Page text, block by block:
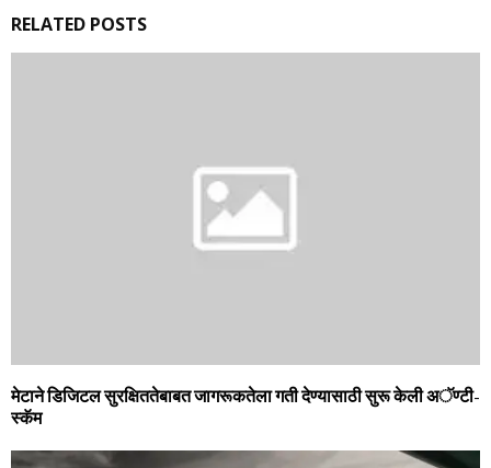
RELATED POSTS
मेटाने डिजिटल सुरक्षिततेबाबत जागरूकतेला गती देण्‍यासाठी सुरू केली अॅण्‍टी-
स्‍कॅम